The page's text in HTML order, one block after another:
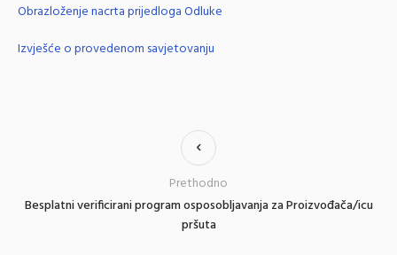
Obrazloženje nacrta prijedloga Odluke
Izvješće o provedenom savjetovanju
Besplatni verificirani program osposobljavanja za Proizvođača/icu
pršuta
Prethodno